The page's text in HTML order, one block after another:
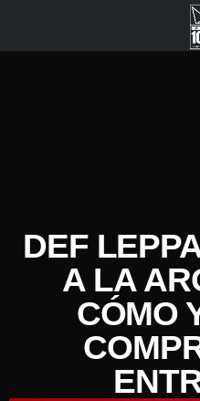
DEF
A LA
CÓMO